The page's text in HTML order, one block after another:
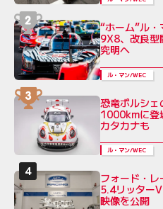
“ホーム”ル
9X8、改良型
究明へ
ル・マン/WEC
恐竜ポルシ
1000kmに登
カタカナも
ル・マン/WEC
フォード・
5.4リッター
映像を公開